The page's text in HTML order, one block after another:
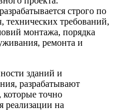
строго по
технических требований,
монтажа, порядка
ремонта и
зданий и
разрабатывают
точно
реализации на